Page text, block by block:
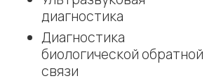
диагностика
Диагностика
биологической обратной
связи